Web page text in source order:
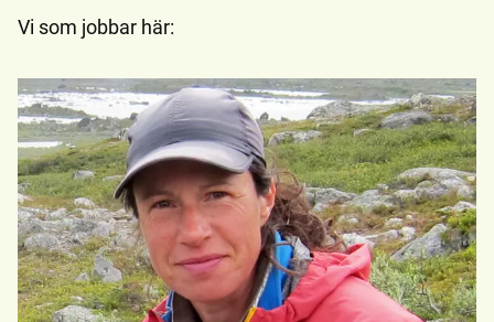
Vi som jobbar här: